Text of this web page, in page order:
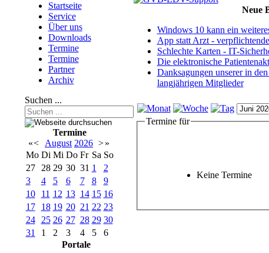
Startseite
Service
Über uns
Downloads
Termine
Termine
Partner
Archiv
Suchen ...
Termine
«< August 2026 >»
Mo Di Mi Do Fr Sa So
27
28 29 30 31 1
2
3
4 5 6 7 8
9
10
11 12 13 14 15 16
17
18 19 20 21 22 23
24
25 26 27 28 29 30
31
1 2 3 4 5
6
Portale
Neue
Windows 10 kann ein
App statt Arzt -
Schlechte Karten - IT-
Die elektronische
Danksagungen unserer in
langjährigen Mitglieder
Termine für
Keine Termine